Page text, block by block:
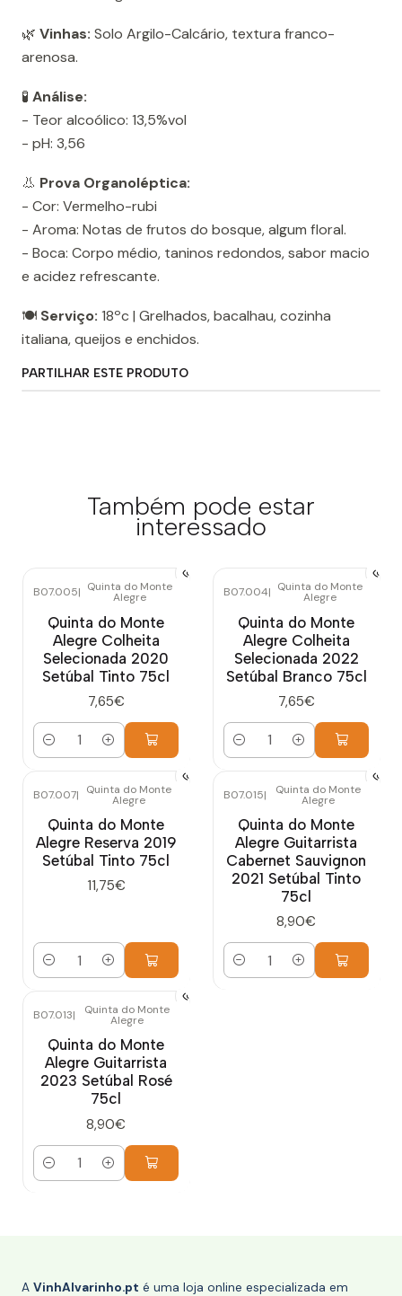
🌿 Vinhas: Solo Argilo-Calcário, textura franco-
arenosa.
🧪 Análise:
- Teor alcoólico: 13,5%vol
- pH: 3,56
👃 Prova Organoléptica:
- Cor: Vermelho-rubi
- Aroma: Notas de frutos do bosque, algum floral.
- Boca: Corpo médio, taninos redondos, sabor macio
e acidez refrescante.
🍽️ Serviço: 18ºc | Grelhados, bacalhau, cozinha
italiana, queijos e enchidos.
PARTILHAR ESTE PRODUTO
Também pode estar
interessado
B07.005| Quinta do Monte
Alegre
Quinta do Monte
Alegre Colheita
Selecionada 2020
Setúbal Tinto 75cl
7,65€
Quantidade
B07.004| Quinta do Monte
Alegre
Quinta do Monte
Alegre Colheita
Selecionada 2022
Setúbal Branco 75cl
7,65€
Quantidade
B07.007| Quinta do Monte
Alegre
Quinta do Monte
Alegre Reserva 2019
Setúbal Tinto 75cl
11,75€
Quantidade
B07.015| Quinta do Monte
Alegre
Quinta do Monte
Alegre Guitarrista
Cabernet Sauvignon
2021 Setúbal Tinto
75cl
8,90€
Quantidade
B07.013| Quinta do Monte
Alegre
Quinta do Monte
Alegre Guitarrista
2023 Setúbal Rosé
75cl
8,90€
Quantidade
A VinhAlvarinho.pt é uma loja online especializada em